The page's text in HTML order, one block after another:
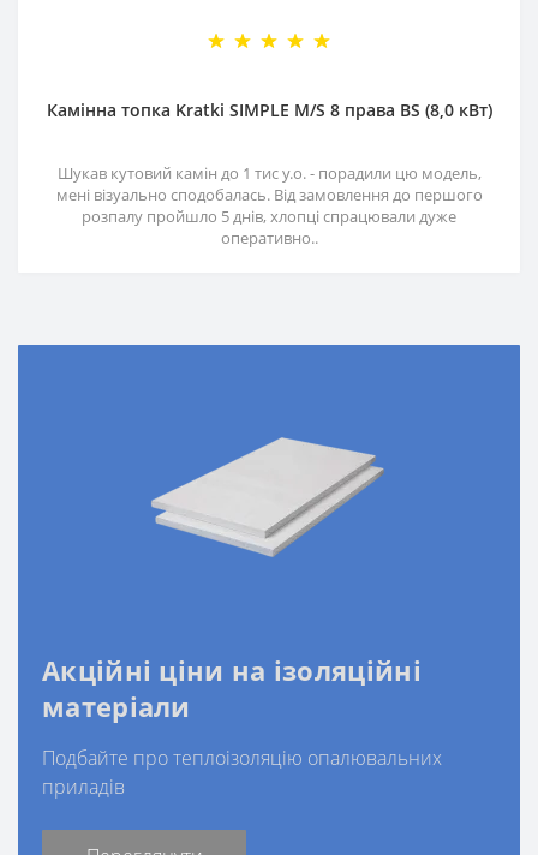
Камінна топка Kratki SIMPLE M/S 8 права BS (8,0 кВт)
Шукав кутовий камін до 1 тис у.о. - порадили цю модель,
мені візуально сподобалась. Від замовлення до першого
розпалу пройшло 5 днів, хлопці спрацювали дуже
оперативно..
Акційні ціни на ізоляційні
матеріали
Подбайте про теплоізоляцію опалювальних
приладів